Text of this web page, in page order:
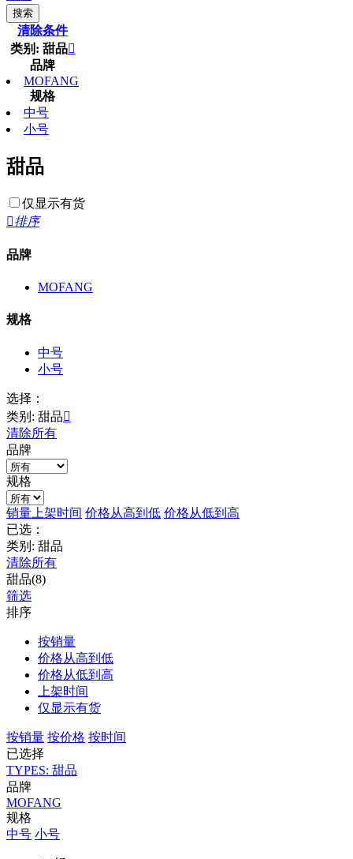
搜索
清除条件
类别: 甜品
品牌
MOFANG
规格
中号
小号
甜品
仅显示有货
排序
品牌
MOFANG
规格
中号
小号
选择：
类别: 甜品
清除所有
品牌
规格
销量 上架时间 价格从高到低 价格从低到高
已选：
类别: 甜品
清除所有
甜品(8)
筛选
排序
按销量
价格从高到低
价格从低到高
上架时间
仅显示有货
按销量 按价格 按时间
已选择
TYPES: 甜品
品牌
MOFANG
规格
中号 小号